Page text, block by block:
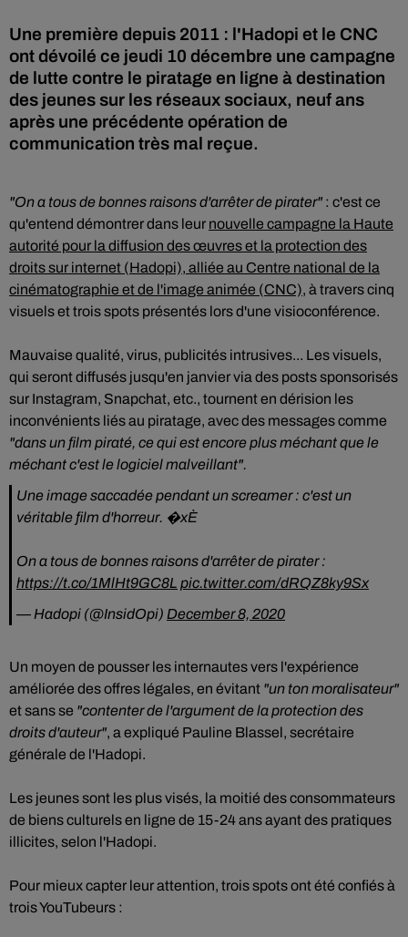
Une première depuis 2011 : l'Hadopi et le CNC
ont dévoilé ce jeudi 10 décembre une campagne
de lutte contre le piratage en ligne à destination
des jeunes sur les réseaux sociaux, neuf ans
après une précédente opération de
communication très mal reçue.
"On a tous de bonnes raisons d'arrêter de pirater" : c'est ce
qu'entend démontrer dans leur nouvelle campagne la Haute
autorité pour la diffusion des œuvres et la protection des
droits sur internet (Hadopi), alliée au Centre national de la
cinématographie et de l'image animée (CNC), à travers cinq
visuels et trois spots présentés lors d'une visioconférence.
Mauvaise qualité, virus, publicités intrusives... Les visuels,
qui seront diffusés jusqu'en janvier via des posts sponsorisés
sur Instagram, Snapchat, etc., tournent en dérision les
inconvénients liés au piratage, avec des messages comme
"dans un film piraté, ce qui est encore plus méchant que le
méchant c'est le logiciel malveillant".
Une image saccadée pendant un screamer : c'est un
véritable film d'horreur. �xÈ
On a tous de bonnes raisons d'arrêter de pirater :
https://t.co/1MlHt9GC8L pic.twitter.com/dRQZ8ky9Sx
— Hadopi (@InsidOpi) December 8, 2020
Un moyen de pousser les internautes vers l'expérience
améliorée des offres légales, en évitant "un ton moralisateur"
et sans se "contenter de l'argument de la protection des
droits d'auteur", a expliqué Pauline Blassel, secrétaire
générale de l'Hadopi.
Les jeunes sont les plus visés, la moitié des consommateurs
de biens culturels en ligne de 15-24 ans ayant des pratiques
illicites, selon l'Hadopi.
Pour mieux capter leur attention, trois spots ont été confiés à
trois YouTubeurs :